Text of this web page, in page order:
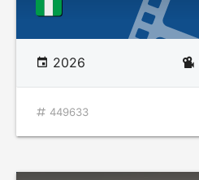
2026
449633